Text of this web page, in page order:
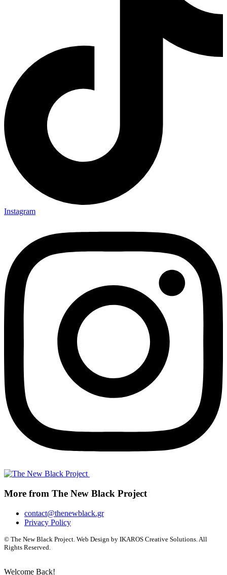
Instagram
More from The New Black Project
contact@thenewblack.gr
Privacy Policy
© The New Black Project. Web Design by IKAROS Creative Solutions. All
Rights Reserved.
Welcome Back!